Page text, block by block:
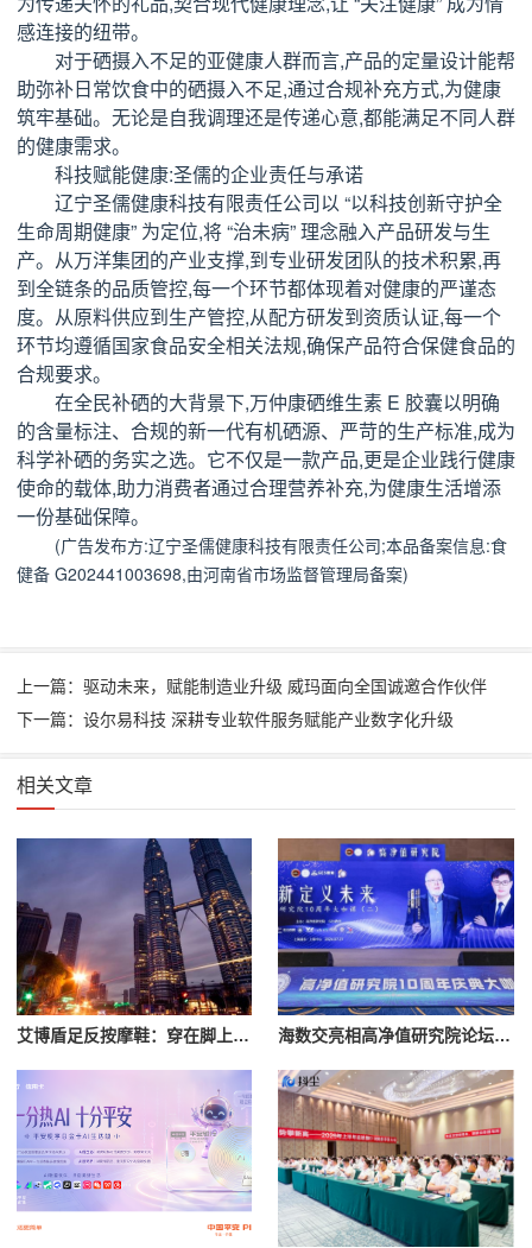
感连接的纽带。
对于硒摄入不足的亚健康人群而言,产品的定量设计能帮
助弥补日常饮食中的硒摄入不足,通过合规补充方式,为健康
筑牢基础。无论是自我调理还是传递心意,都能满足不同人群
的健康需求。
科技赋能健康:圣儒的企业责任与承诺
辽宁圣儒健康科技有限责任公司以 “以科技创新守护全
生命周期健康” 为定位,将 “治未病” 理念融入产品研发与生
产。从万洋集团的产业支撑,到专业研发团队的技术积累,再
到全链条的品质管控,每一个环节都体现着对健康的严谨态
度。从原料供应到生产管控,从配方研发到资质认证,每一个
环节均遵循国家食品安全相关法规,确保产品符合保健食品的
合规要求。
在全民补硒的大背景下,万仲康硒维生素 E 胶囊以明确
的含量标注、合规的新一代有机硒源、严苛的生产标准,成为
科学补硒的务实之选。它不仅是一款产品,更是企业践行健康
使命的载体,助力消费者通过合理营养补充,为健康生活增添
一份基础保障。
(广告发布方:辽宁圣儒健康科技有限责任公司;本品备案信息:食
健备 G202441003698,由河南省市场监督管理局备案)
上一篇：驱动未来，赋能制造业升级 威玛面向全国诚邀合作伙伴
下一篇：设尔易科技 深耕专业软件服务赋能产业数字化升级
相关文章
艾博盾足反按摩鞋：穿在脚上的放松体验 海数交亮相高净值研究院论坛：共话AI时代分配新范式